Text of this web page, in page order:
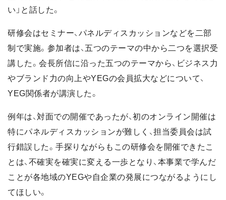
い」と話した。
研修会はセミナー、パネルディスカッションなどを二部
制で実施。参加者は、五つのテーマの中から二つを選択受
講した。会長所信に沿った五つのテーマから、ビジネス力
やブランド力の向上やYEGの会員拡大などについて、
YEG関係者が講演した。
例年は、対面での開催であったが、初のオンライン開催は
特にパネルディスカッションが難しく、担当委員会は試
行錯誤した。手探りながらもこの研修会を開催できたこ
とは、不確実を確実に変える一歩となり、本事業で学んだ
ことが各地域のYEGや自企業の発展につながるようにし
てほしい。